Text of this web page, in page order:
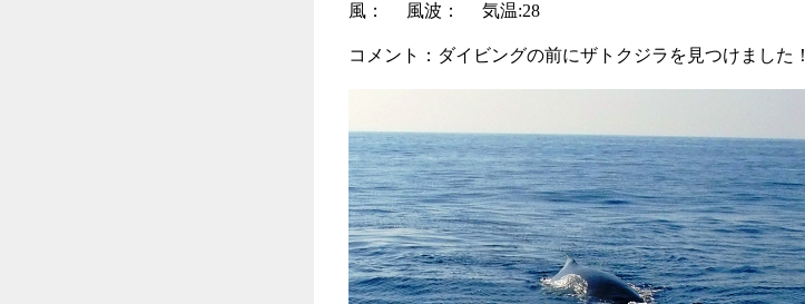
風： 風波： 気温:28
コメント：ダイビングの前にザトクジラを見つけました！